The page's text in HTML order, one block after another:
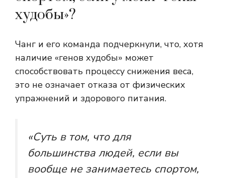
худобы»?
Чанг и его команда подчеркнули, что, хотя
наличие «генов худобы» может
способствовать процессу снижения веса,
это не означает отказа от физических
упражнений и здорового питания.
«Суть в том, что для
большинства людей, если вы
вообще не занимаетесь спортом,